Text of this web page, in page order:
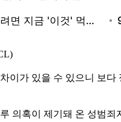
이가 있을 수 있으니 보
의혹이 제기돼 온 성범